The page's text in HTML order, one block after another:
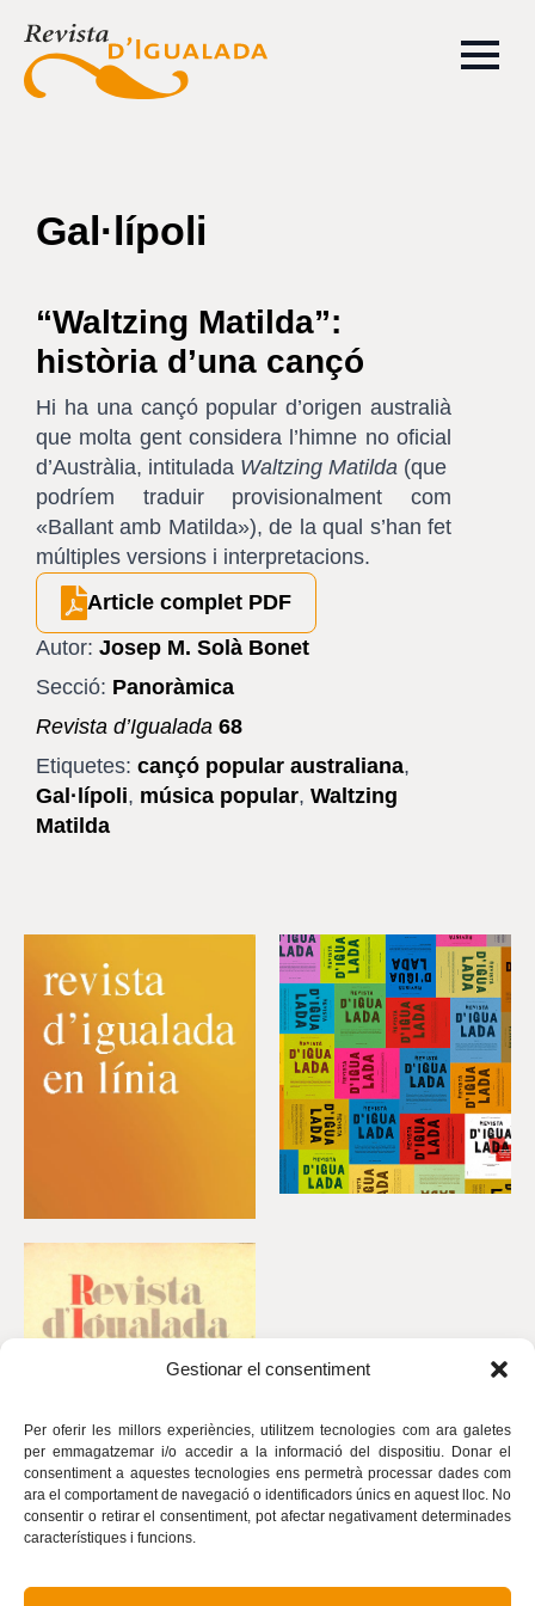
Gestionar el consentiment
Per oferir les millors experiències, utilitzem tecnologies com ara galetes
per emmagatzemar i/o accedir a la informació del dispositiu. Donar el
consentiment a aquestes tecnologies ens permetrà processar dades com
ara el comportament de navegació o identificadors únics en aquest lloc. No
consentir o retirar el consentiment, pot afectar negativament determinades
característiques i funcions.
Gal·lípoli
“Waltzing Matilda”:
història d’una cançó
Hi ha una cançó popular d’origen australià
que molta gent considera l’himne no oficial
d’Austràlia, intitulada Waltzing Matilda (que
podríem traduir provisionalment com
«Ballant amb Matilda»), de la qual s’han fet
múltiples versions i interpretacions.
Article complet PDF
Autor: Josep M. Solà Bonet
Secció: Panoràmica
Revista d’Igualada 68
Etiquetes: cançó popular australiana,
Gal·lípoli, música popular, Waltzing
Matilda